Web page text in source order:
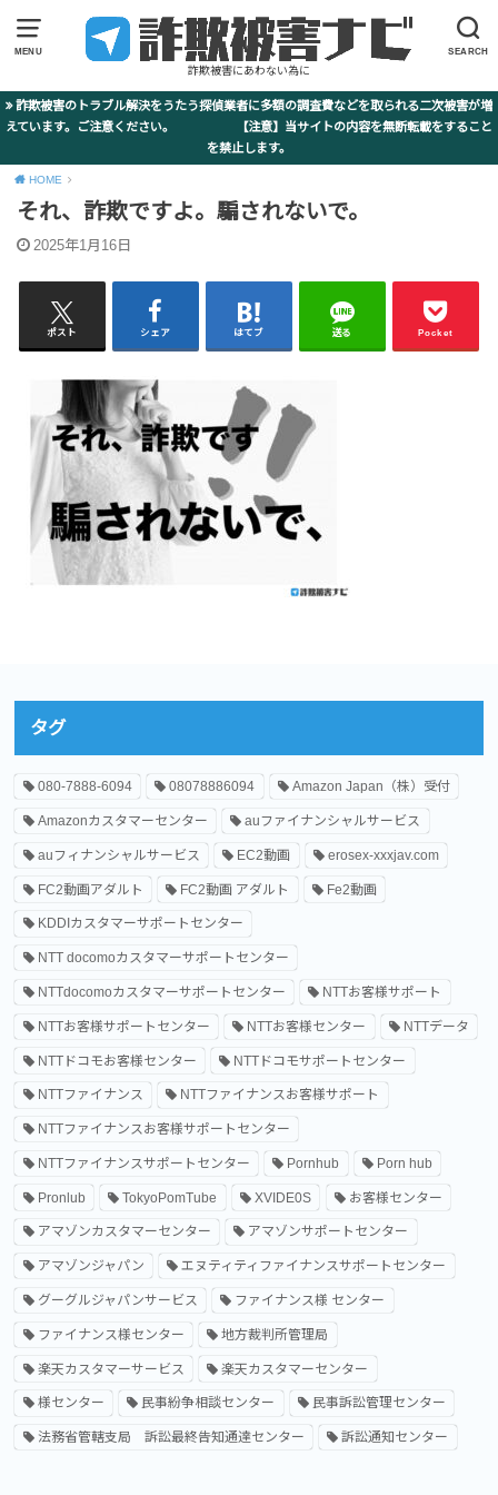
MENU SEARCH
詐欺被害にあわない為に
詐欺被害のトラブル解決をうたう探偵業者に多額の調査費などを取られる二次被害が増
えています。ご注意ください。 【注意】当サイトの内容を無断転載をすること
を禁止します。
HOME
それ、詐欺ですよ。騙されないで。
2025年1月16日
ポスト シェア はてブ 送る Pocket
タグ
080-7888-6094 08078886094 Amazon Japan（株）受付
Amazonカスタマーセンター auファイナンシャルサービス
auフィナンシャルサービス EC2動画 erosex-xxxjav.com
FC2動画アダルト FC2動画 アダルト Fe2動画
KDDIカスタマーサポートセンター
NTT docomoカスタマーサポートセンター
NTTdocomoカスタマーサポートセンター NTTお客様サポート
NTTお客様サポートセンター NTTお客様センター NTTデータ
NTTドコモお客様センター NTTドコモサポートセンター
NTTファイナンス NTTファイナンスお客様サポート
NTTファイナンスお客様サポートセンター
NTTファイナンスサポートセンター Pornhub Porn hub
Pronlub TokyoPomTube XVIDE0S お客様センター
アマゾンカスタマーセンター アマゾンサポートセンター
アマゾンジャパン エヌティティファイナンスサポートセンター
グーグルジャパンサービス ファイナンス様 センター
ファイナンス様センター 地方裁判所管理局
楽天カスタマーサービス 楽天カスタマーセンター
様センター 民事紛争相談センター 民事訴訟管理センター
法務省管轄支局 訴訟最終告知通達センター 訴訟通知センター